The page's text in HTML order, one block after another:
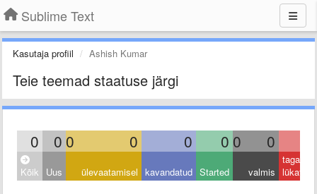
Sublime Text
Kasutaja profiil Ashish Kumar
Teie teemad staatuse järgi
0 0 0 0 0 0 0 0
Kõik Uus ülevaatamisel kavandatud Started valmis
tagasi
lükatud